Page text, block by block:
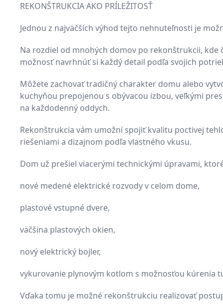
REKONŠTRUKCIA AKO PRÍLEŽITOSŤ
Jednou z najväčších výhod tejto nehnuteľnosti je
Na rozdiel od mnohých domov po rekonštrukcii,
možnosť navrhnúť si každý detail podľa svojich
Môžete zachovať tradičný charakter domu alebo
kuchyňou prepojenou s obývacou izbou, veľkými
na každodenný oddych.
Rekonštrukcia vám umožní spojiť kvalitu poctivej
riešeniami a dizajnom podľa vlastného vkusu.
Dom už prešiel viacerými technickými úpravami,
nové medené elektrické rozvody v celom dome,
plastové vstupné dvere,
väčšina plastových okien,
nový elektrický bojler,
vykurovanie plynovým kotlom s možnosťou kúrenia
Vďaka tomu je možné rekonštrukciu realizovať